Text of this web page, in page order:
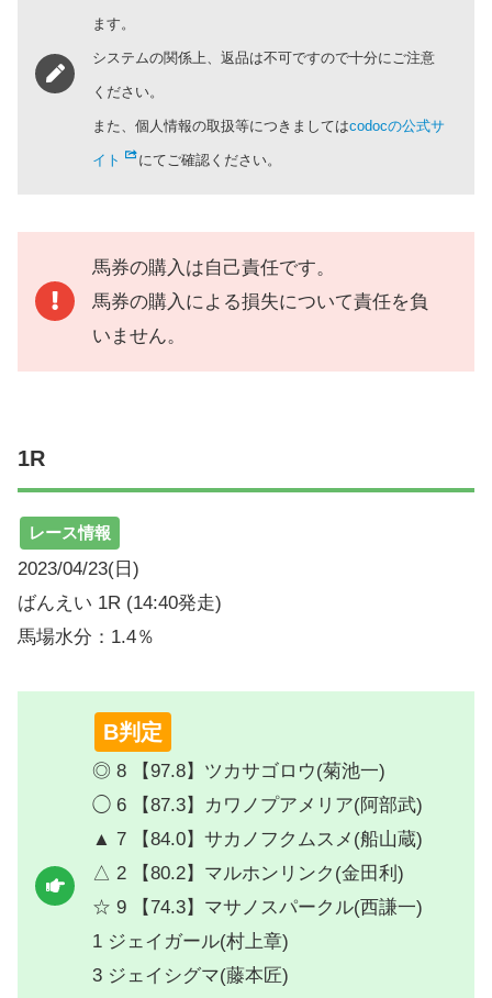
ます。
システムの関係上、返品は不可ですので十分にご注意
ください。
また、個人情報の取扱等につきましてはcodocの公式サ
イト にてご確認ください。
馬券の購入は自己責任です。
馬券の購入による損失について責任を負
いません。
1R
レース情報
2023/04/23(日)
ばんえい 1R (14:40発走)
馬場水分：1.4％
B判定
◎ 8 【97.8】ツカサゴロウ(菊池一)
◯ 6 【87.3】カワノプアメリア(阿部武)
▲ 7 【84.0】サカノフクムスメ(船山蔵)
△ 2 【80.2】マルホンリンク(金田利)
☆ 9 【74.3】マサノスパークル(西謙一)
1 ジェイガール(村上章)
3 ジェイシグマ(藤本匠)